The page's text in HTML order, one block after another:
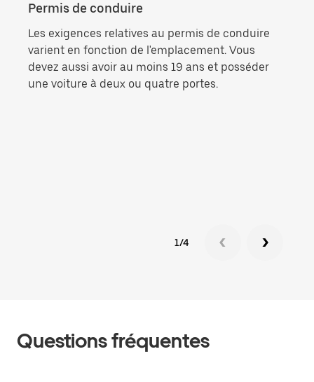
Permis de conduire
Les exigences relatives au permis de conduire
varient en fonction de l'emplacement. Vous
devez aussi avoir au moins 19 ans et posséder
une voiture à deux ou quatre portes.
1/4
Questions fréquentes